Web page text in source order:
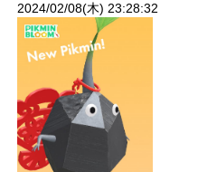
2024/02/08(木) 23:28:32